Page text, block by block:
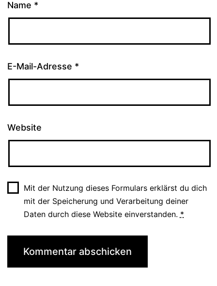
Name *
E-Mail-Adresse *
Website
Mit der Nutzung dieses Formulars erklärst du dich
mit der Speicherung und Verarbeitung deiner
Daten durch diese Website einverstanden. *